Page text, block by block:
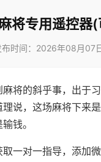
将专用遥控器
布时间：2026年08月07
将的斜乎事，出于
说，这场麻将下来
钱。
一对一指导，添加